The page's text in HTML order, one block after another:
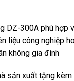
DZ-300A phù hợp
liệu công nghiệp
không gia đình
sản xuất tặng